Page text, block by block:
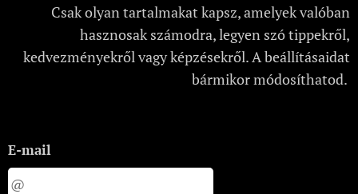
Csak olyan tartalmakat kapsz, amelyek valóban
hasznosak számodra, legyen szó tippekről,
kedvezményekről vagy képzésekről. A beállításaidat
bármikor módosíthatod.
E-mail